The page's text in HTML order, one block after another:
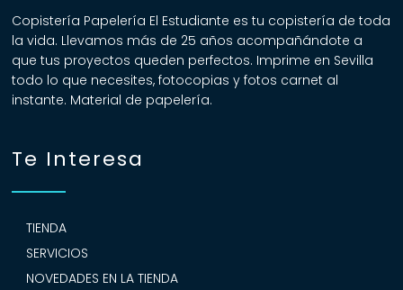
Copistería Papelería El Estudiante es tu copistería de toda
la vida. Llevamos más de 25 años acompañándote a
que tus proyectos queden perfectos. Imprime en Sevilla
todo lo que necesites, fotocopias y fotos carnet al
instante. Material de papelería.
Te Interesa
TIENDA
SERVICIOS
NOVEDADES EN LA TIENDA